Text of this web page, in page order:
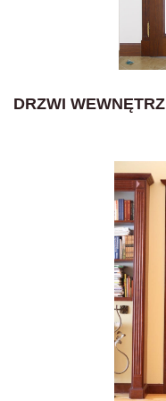
DRZWI